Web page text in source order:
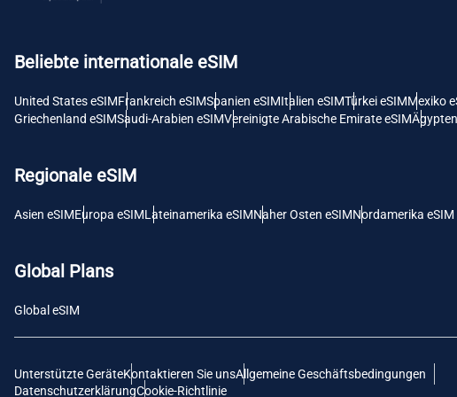
Beliebte internationale eSIM
United States eSIMFrankreich eSIMSpanien eSIMItalien eSIMTürkei eSIMMexiko
Griechenland eSIMSaudi-Arabien eSIMVereinigte Arabische Emirate eSIM
Regionale eSIM
Asien eSIMEuropa eSIMLateinamerika eSIMNaher Osten eSIMNordamerika eSIM
Global Plans
Global eSIM
Unterstützte GeräteKontaktieren Sie unsAllgemeine Geschäftsbedingungen
DatenschutzerklärungCookie-Richtlinie
Deutsch
Polski
THB -